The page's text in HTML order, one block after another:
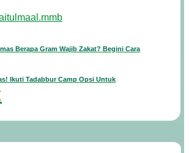
Berapa Gram Wajib Zakat? Begini Cara
Ikuti Tadabbur Camp Opsi Untuk